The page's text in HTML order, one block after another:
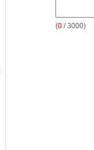
(0 / 3000)